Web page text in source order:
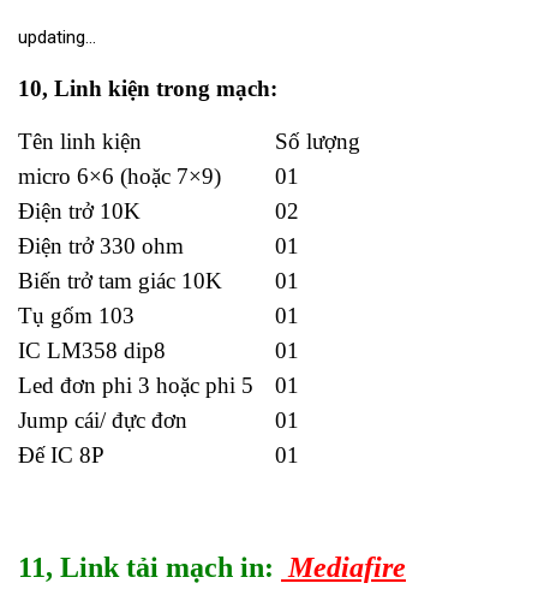
updating…
10, Linh kiện trong mạch:
Tên linh kiện
Số lượng
micro 6×6 (hoặc 7×9)
01
Điện trở 10K
02
Điện trở 330 ohm
01
Biến trở tam giác 10K
01
Tụ gốm 103
01
IC LM358 dip8
01
Led đơn phi 3 hoặc phi 5
01
Jump cái/ đực đơn
01
Đế IC 8P
01
11, Link tải mạch in: Mediafire